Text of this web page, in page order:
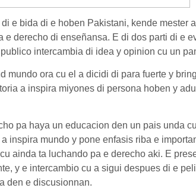
e bida di e hoben Pakistani, kende mester
derecho di enseñansa. E di dos parti di e
intercambia di idea y opinion cu un
mundo ora cu el a dicidi di para fuerte y
a inspira miyones di persona hoben y
pa haya un educacion den un pais unda
inspira mundo y pone enfasis riba e
ainda ta luchando pa e derecho aki. E
y e intercambio cu a sigui despues di e
den e discusionnan.